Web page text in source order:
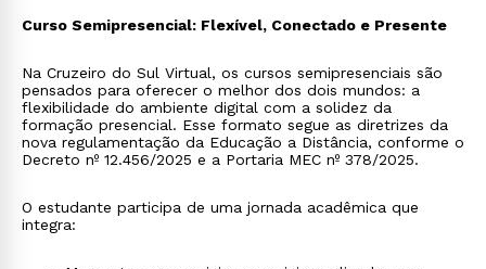
Curso Semipresencial: Flexível, Conectado e Presente
Na Cruzeiro do Sul Virtual, os cursos semipresenciais são
pensados para oferecer o melhor dos dois mundos: a
flexibilidade do ambiente digital com a solidez da
formação presencial. Esse formato segue as diretrizes da
nova regulamentação da Educação a Distância, conforme o
Decreto nº 12.456/2025 e a Portaria MEC nº 378/2025.
O estudante participa de uma jornada acadêmica que
integra: